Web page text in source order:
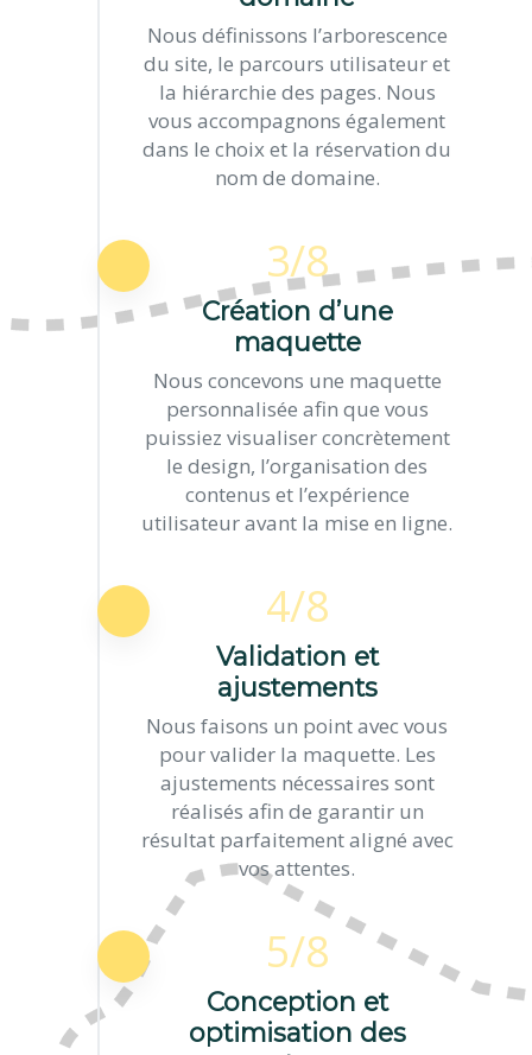
Nous définissons l’arborescence
du site, le parcours utilisateur et
la hiérarchie des pages. Nous
vous accompagnons également
dans le choix et la réservation du
nom de domaine.
3/8
Création d’une
maquette
Nous concevons une maquette
personnalisée afin que vous
puissiez visualiser concrètement
le design, l’organisation des
contenus et l’expérience
utilisateur avant la mise en ligne.
4/8
Validation et
ajustements
Nous faisons un point avec vous
pour valider la maquette. Les
ajustements nécessaires sont
réalisés afin de garantir un
résultat parfaitement aligné avec
vos attentes.
5/8
Conception et
optimisation des